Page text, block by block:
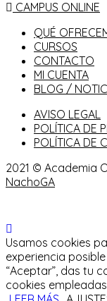
CAMPUS ONLINE
QUÉ
CURSOS
CONTACTO
MI CUENTA
BLOG /
AVISO LEGAL
POLÍTICA DE
POLÍTICA DE
2021 © Academia
NachoGA
Usamos cookies
experiencia
“Aceptar”, das tu
cookies